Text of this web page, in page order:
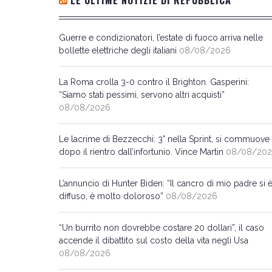
Guerre e condizionatori, l’estate di fuoco arriva nelle
bollette elettriche degli italiani 08/08/2026
La Roma crolla 3-0 contro il Brighton. Gasperini:
“Siamo stati pessimi, servono altri acquisti”
08/08/2026
Le lacrime di Bezzecchi: 3° nella Sprint, si commuove
dopo il rientro dall’infortunio. Vince Martin 08/08/
L’annuncio di Hunter Biden: “Il cancro di mio padre si è
diffuso, è molto doloroso” 08/08/2026
“Un burrito non dovrebbe costare 20 dollari”, il caso
accende il dibattito sul costo della vita negli Usa
08/08/2026